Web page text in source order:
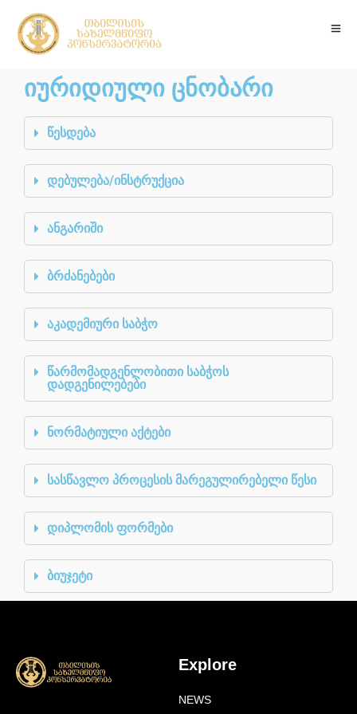
იურიდიული ცნობარი
წესდება
დებულება/ინსტრუქცია
ანგარიში
ბრძანებები
აკადემიური საბჭო
წარმომადგენლობითი საბჭოს
დადგენილებები
ნორმატიული აქტები
სასწავლო პროცესის მარეგულირებელი წესი
დიპლომის ფორმები
ბიუჯეტი
Explore
NEWS